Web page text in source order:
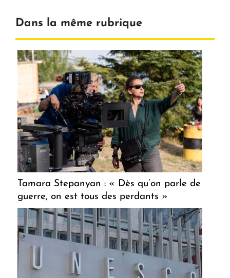
Dans la même rubrique
Tamara Stepanyan : « Dès qu’on parle de
guerre, on est tous des perdants »